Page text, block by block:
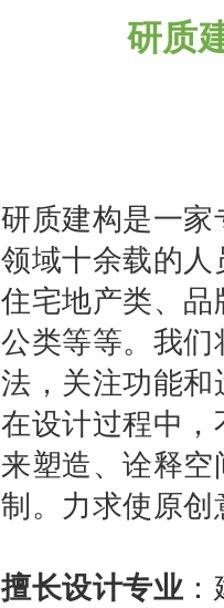
研质
研质建构是一
领域十余载的人
住宅地产类、
公类等等。 我们
法，关注功能
在设计过程中
来塑造、诠释空
制。 力求使原
擅长设计专业 ：